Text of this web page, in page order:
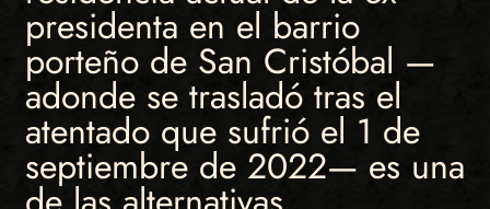
presidenta en el barrio
porteño de San Cristóbal —
adonde se trasladó tras el
atentado que sufrió el 1 de
septiembre de 2022— es una